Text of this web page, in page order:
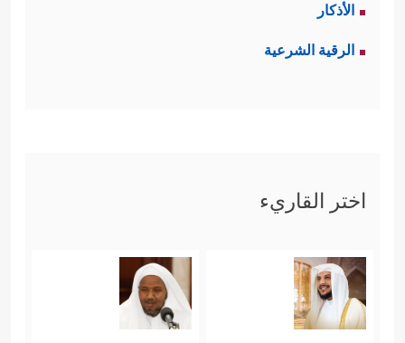
الأذكار
الرقية الشرعية
اختر القاريء